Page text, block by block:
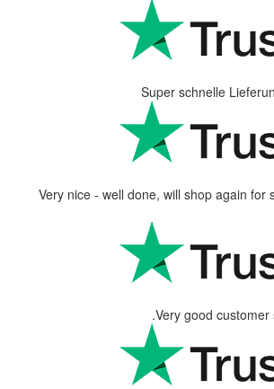
Super schnelle
Very nice - well done, will shop again for
Very good customer